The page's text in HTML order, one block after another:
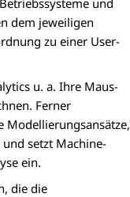
und
dem jeweiligen
zu einer User-
u. a. Ihre Maus-
Ferner
Modellierungsansätze,
setzt Machine-
ein.
die die